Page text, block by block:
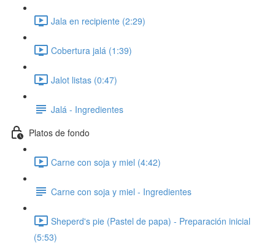
Jala en recipiente (2:29)
Cobertura jalá (1:39)
Jalot listas (0:47)
Jalá - Ingredientes
Platos de fondo
Carne con soja y miel (4:42)
Carne con soja y miel - Ingredientes
Sheperd's pie (Pastel de papa) - Preparación inicial
(5:53)